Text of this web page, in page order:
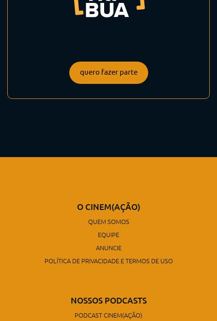
quero fazer parte
O CINEM(AÇÃO)
QUEM SOMOS
EQUIPE
ANUNCIE
POLÍTICA DE PRIVACIDADE E TERMOS DE USO
NOSSOS PODCASTS
PODCAST CINEM(AÇÃO)